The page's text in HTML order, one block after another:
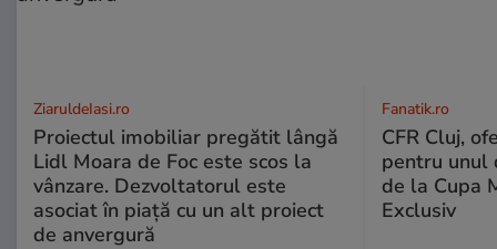
ZiaruldeIasi.ro
Proiectul imobiliar pregătit lângă
Lidl Moara de Foc este scos la
vânzare. Dezvoltatorul este
asociat în piață cu un alt proiect
de anvergură
Fanatik.ro
CFR Cluj,
pentru unul
de la Cupa
Exclusiv